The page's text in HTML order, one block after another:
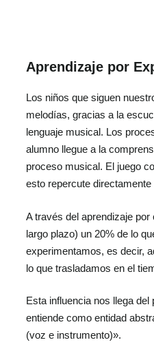
Aprendizaje por
Los niños que siguen
melodías, gracias a la
lenguaje musical. Los
alumno llegue a la
proceso musical. El juego
esto repercute
A través del aprendizaje
largo plazo) un 20% de lo
experimentamos, es decir,
lo que trasladamos en el
Esta influencia nos llega
entiende como entidad
(voz e instrumento)».